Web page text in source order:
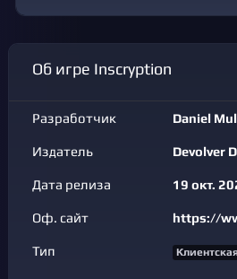
Об игре Inscryption
Разработчик Daniel
Издатель Devolver
Дата релиза 19 окт.
Оф. сайт https://
Тип